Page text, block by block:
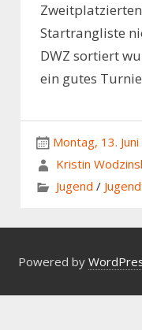
Startrangliste
DWZ sortiert
ein gutes
Montag, 13.
Kristin
Jugend /
Powered by